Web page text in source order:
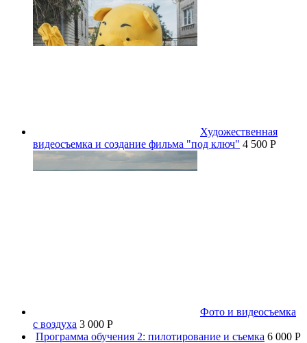
Художественная
видеосъемка и создание фильма "под ключ" 4 500 P
Фото и видеосъемка
с воздуха 3 000 P
Программа обучения 2: пилотирование и съемка 6 000 P